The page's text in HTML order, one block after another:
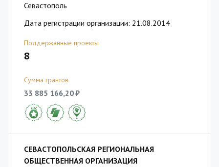
Севастополь
Дата регистрации организации: 21.08.2014
Поддержанные проекты
8
Сумма грантов
33 885 166,20 ₽
СЕВАСТОПОЛЬСКАЯ РЕГИОНАЛЬНАЯ
ОБЩЕСТВЕННАЯ ОРГАНИЗАЦИЯ